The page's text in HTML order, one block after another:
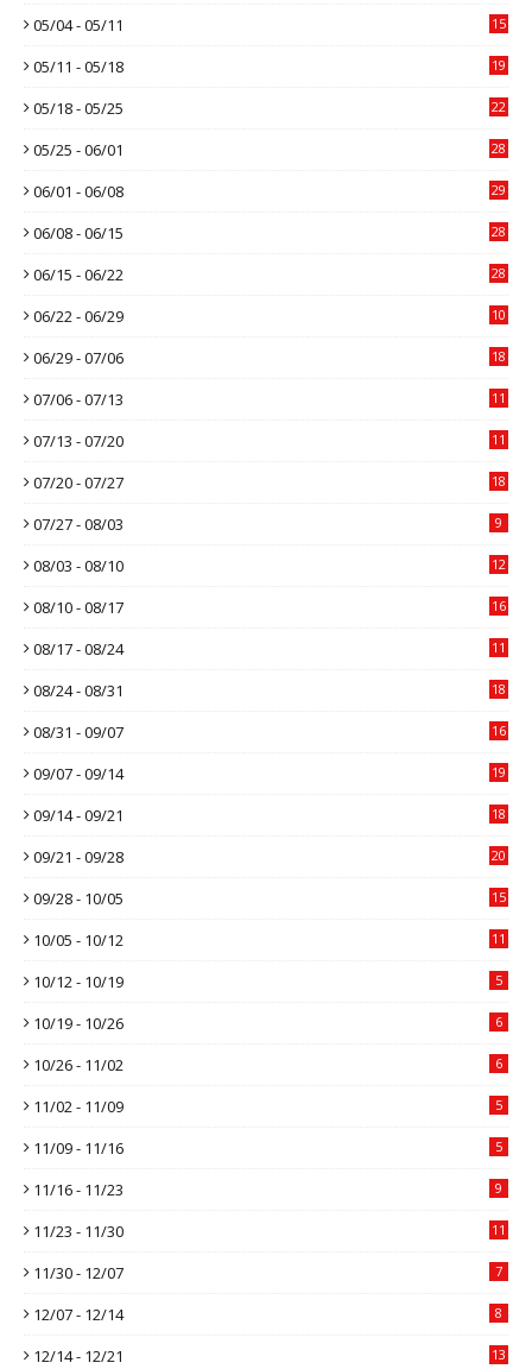
05/04 - 05/11 15
05/11 - 05/18 19
05/18 - 05/25 22
05/25 - 06/01 28
06/01 - 06/08 29
06/08 - 06/15 28
06/15 - 06/22 28
06/22 - 06/29 10
06/29 - 07/06 18
07/06 - 07/13 11
07/13 - 07/20 11
07/20 - 07/27 18
07/27 - 08/03 9
08/03 - 08/10 12
08/10 - 08/17 16
08/17 - 08/24 11
08/24 - 08/31 18
08/31 - 09/07 16
09/07 - 09/14 19
09/14 - 09/21 18
09/21 - 09/28 20
09/28 - 10/05 15
10/05 - 10/12 11
10/12 - 10/19 5
10/19 - 10/26 6
10/26 - 11/02 6
11/02 - 11/09 5
11/09 - 11/16 5
11/16 - 11/23 9
11/23 - 11/30 11
11/30 - 12/07 7
12/07 - 12/14 8
12/14 - 12/21 13